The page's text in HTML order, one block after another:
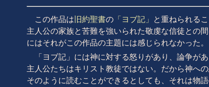
この作品は 旧約聖書の 「ヨブ記」
と重ねられる
主人公の家族と苦難を強いられた敬虔な信徒との
にはそれがこの作品の主題には感じられなかった。
「ヨブ記」には神に対する怒りがあり、論争が
主人公たちはキリスト教徒ではない。だから神へ
そのように読むことができるとしても、それは物語